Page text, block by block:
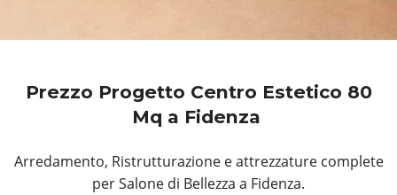
Prezzo Progetto Centro Estetico 80
Mq a Fidenza
Arredamento, Ristrutturazione e attrezzature complete
per Salone di Bellezza a Fidenza.